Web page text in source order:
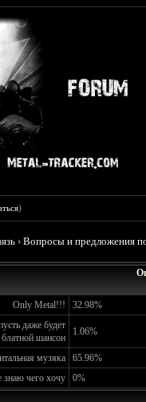
)
›Вопросы и предложения
Only Metal!!!
32.98%
даже будет
блатной шансон
1.06%
музяка
65.96%
чего хочу
0%